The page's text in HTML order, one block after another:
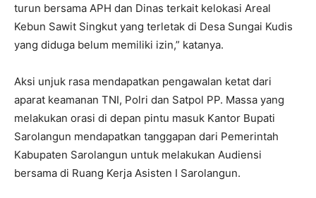
turun bersama APH dan Dinas terkait kelokasi Areal
Kebun Sawit Singkut yang terletak di Desa Sungai Kudis
yang diduga belum memiliki izin,” katanya.
Aksi unjuk rasa mendapatkan pengawalan ketat dari
aparat keamanan TNI, Polri dan Satpol PP. Massa yang
melakukan orasi di depan pintu masuk Kantor Bupati
Sarolangun mendapatkan tanggapan dari Pemerintah
Kabupaten Sarolangun untuk melakukan Audiensi
bersama di Ruang Kerja Asisten I Sarolangun.